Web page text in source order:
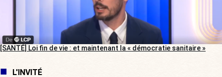
[SANTÉ] Loi fin de vie : et maintenant la « démocratie sanitaire »
L'INVITÉ